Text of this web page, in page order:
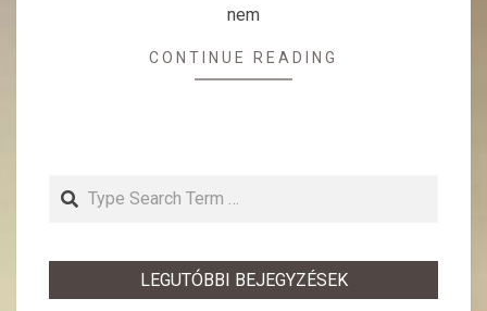
nem
CONTINUE READING
Search
LEGUTÓBBI BEJEGYZÉSEK